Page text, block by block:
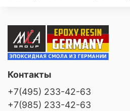
Контакты
+7(495) 233-42-63
+7(985) 233-42-63